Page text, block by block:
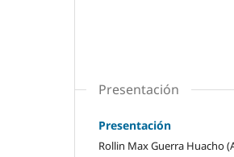
Presentación
Presentación
Rollin Max Guerra Huacho